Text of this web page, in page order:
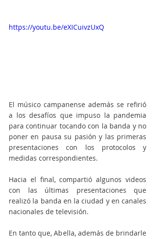
https://youtu.be/eXICuivzUxQ
El músico campanense además se refirió
a los desafíos que impuso la pandemia
para continuar tocando con la banda y no
poner en pausa su pasión y las primeras
presentaciones con los protocolos y
medidas correspondientes.
Hacia el final, compartió algunos videos
con las últimas presentaciones que
realizó la banda en la ciudad y en canales
nacionales de televisión.
En tanto que, Abella, además de brindarle